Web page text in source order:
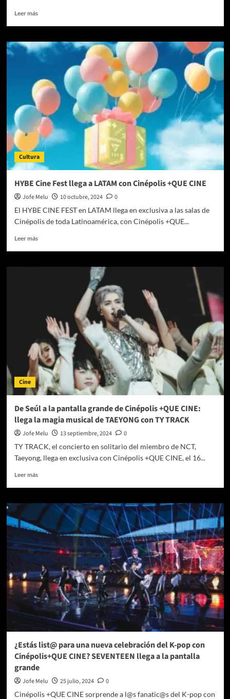
Leer másLeer
Una
nueva
ola:
merch
oficial
de
HYBE
está
en
Cinépolis
Cultura
HYBE Cine Fest llega a LATAM con Cinépolis +QUE CINE
Jofe Melu 10 octubre, 2024
0
El HYBE CINE FEST en LATAM llega en exclusiva a las salas de
Cinépolis de toda Latinoamérica, con Cinépolis +QUE...
Leer másLeer
HYBE
LATAM
con
Cinépolis
+QUE
CINE
Cine
De Seúl a la pantalla grande de Cinépolis +QUE CINE:
llega la magia musical de TAEYONG con TY TRACK
Jofe Melu 13 septiembre, 2024
0
TY TRACK, el concierto en solitario del miembro de NCT,
Taeyong, llega en exclusiva con Cinépolis +QUE CINE, el 16...
Leer másLeer
De
Seúl
la
pantalla
grande
Cinépolis
+QUE
CINE:
llega
la
magia
musical
TAEYONG
con
TY
TRACK
¿Estás list@ para una nueva celebración del K-pop con
Cinépolis+QUE CINE? SEVENTEEN llega a la pantalla
grande
Jofe Melu 25 julio, 2024
0
Cinépolis +QUE CINE sorprende a l@s fanatic@s del K-pop con